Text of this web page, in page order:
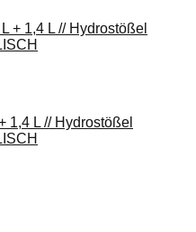
1,4 L // Hydrostößel